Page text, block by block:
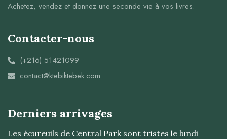
Achetez, vendez et donnez une seconde vie à vos livres.
Contacter-nous
(+216) 51421099
contact@ktebiktebek.com
Derniers arrivages
Les écureuils de Central Park sont tristes le lundi